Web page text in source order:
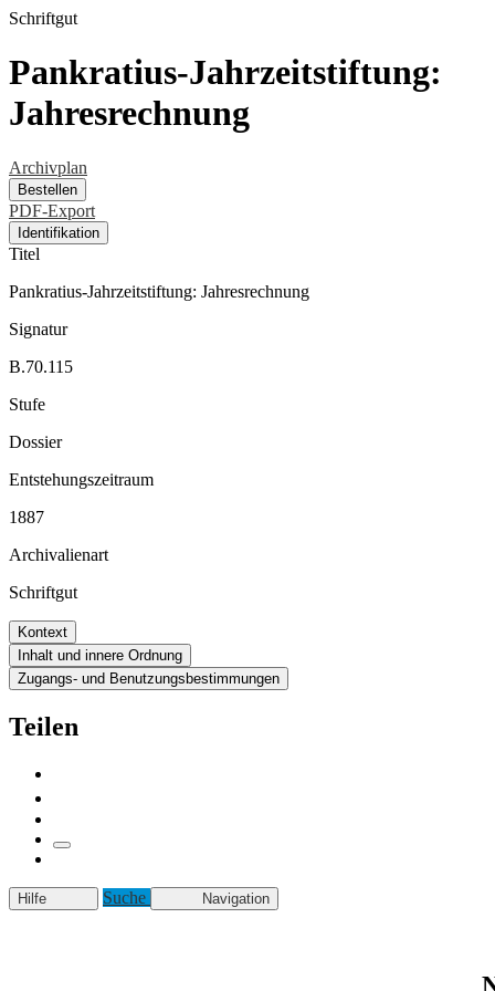
Schriftgut
Pankratius-Jahrzeitstiftung:
Jahresrechnung
Archivplan
Bestellen
PDF-Export
Identifikation
Titel
Pankratius-Jahrzeitstiftung: Jahresrechnung
Signatur
B.70.115
Stufe
Dossier
Entstehungszeitraum
1887
Archivalienart
Schriftgut
Kontext
Inhalt und innere Ordnung
Zugangs- und Benutzungsbestimmungen
Teilen
Hilfe Suche Navigation